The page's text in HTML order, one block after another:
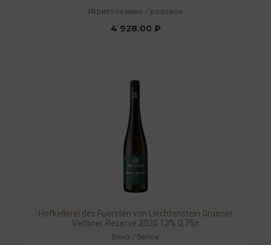
Игристое вино / розовое
4 928.00 ₽
Hofkellerei des Fuersten von Liechtenstein Gruener
Veltliner Reserve 2020 13% 0,75л
Вино / белое